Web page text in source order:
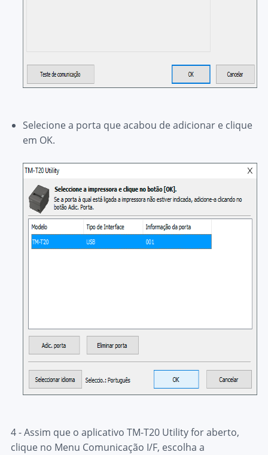
Selecione a porta que acabou de adicionar e clique
em OK.
4 - Assim que o aplicativo TM-T20 Utility for aberto,
clique no Menu Comunicação I/F, escolha a